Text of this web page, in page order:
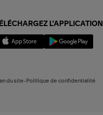
L'APPLICATION
du site-Politique de confidentialité